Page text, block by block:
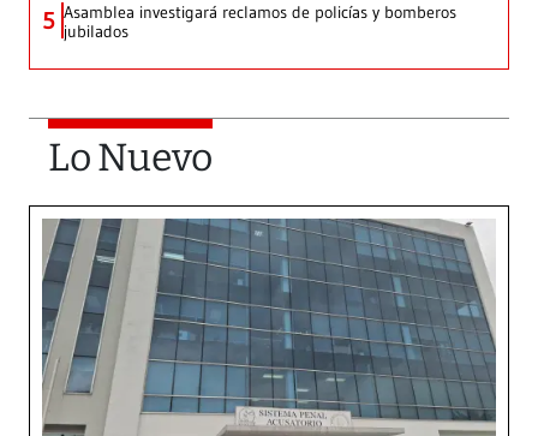
5 Asamblea investigará reclamos de policías y bomberos
jubilados
Lo Nuevo